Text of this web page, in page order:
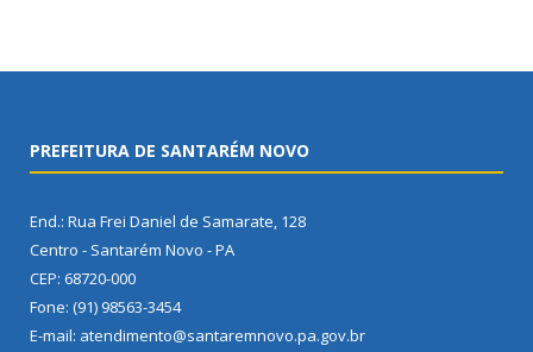
PREFEITURA DE SANTARÉM NOVO
End.: Rua Frei Daniel de Samarate, 128
Centro - Santarém Novo - PA
CEP: 68720-000
Fone: (91) 98563-3454
E-mail: atendimento@santaremnovo.pa.gov.br